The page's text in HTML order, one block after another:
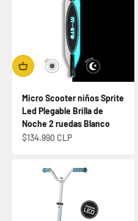
Micro Scooter niños Sprite
Led Plegable Brilla de
Noche 2 ruedas Blanco
Precio de oferta
$134.990 CLP